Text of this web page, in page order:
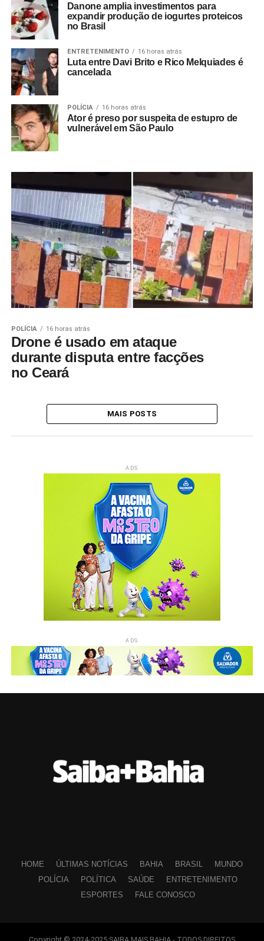
Danone amplia investimentos para
expandir produção de iogurtes proteicos
no Brasil
ENTRETENIMENTO 16 horas atrás
Luta entre Davi Brito e Rico Melquiades é
cancelada
POLÍCIA 16 horas atrás
Ator é preso por suspeita de estupro de
vulnerável em São Paulo
POLÍCIA 16 horas atrás
Drone é usado em ataque
durante disputa entre facções
no Ceará
MAIS POSTS
ADS
ADS
HOME ÚLTIMAS NOTÍCIAS BAHIA BRASIL
MUNDO
POLÍCIA
POLÍTICA SAÚDE
ENTRETENIMENTO
ESPORTES
FALE CONOSCO